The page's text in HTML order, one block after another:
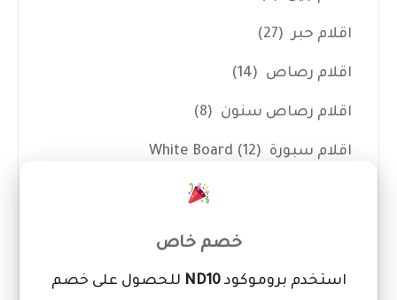
اقلام حبر (27)
اقلام رصاص (14)
اقلام رصاص سنون (8)
اقلام سبورة White Board (12)
ادوات الفنانين (14)
خصم خاص
استخدم بروموكودND10 للحصول على خصم